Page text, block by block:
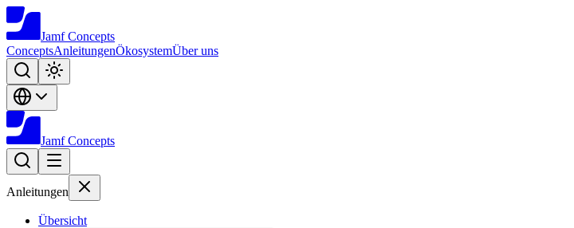
Jamf Concepts
ConceptsAnleitungenÖkosystemÜber uns
Jamf Concepts
Anleitungen
Übersicht